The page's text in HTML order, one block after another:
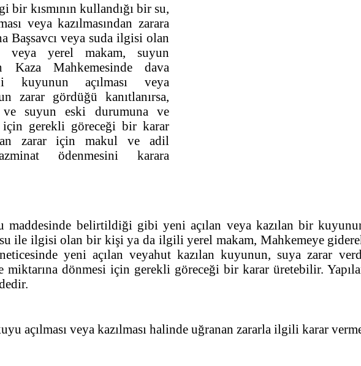
bir kısmının kullandığı bir su,
veya kazılmasından zarara
Başsavcı veya suda ilgisi olan
yerel makam, suyun
Kaza Mahkemesinde dava
açılması veya
zarar gördüğü kanıtlanırsa,
ve suyun eski durumuna ve
için gerekli göreceği bir karar
zarar için makul ve adil
ödenmesini karara
maddesinde belirtildiği gibi yeni açılan veya kazılan bir
su ile ilgisi olan bir kişi ya da ilgili yerel makam, Mahkemeye
yeni açılan veyahut kazılan kuyunun, suya zarar
dönmesi için gerekli göreceği bir karar üretebilir.
açılması veya kazılması halinde uğranan zararla ilgili karar